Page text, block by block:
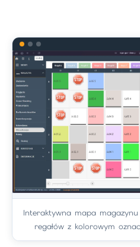
Interaktywna mapa
regałów z kolorowym